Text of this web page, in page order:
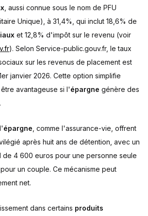
, aussi connue sous le nom de PFU
Unique), à 31,4%, qui inclut 18,6% de
et 12,8% d'impôt sur le revenu (voir
). Selon Service-public.gouv.fr, le taux
sur les revenus de placement est
janvier 2026. Cette option simplifie
avantageuse si l'épargne génère des
épargne , comme l'assurance-vie, offrent
après huit ans de détention, avec un
de 4 600 euros pour une personne seule
un couple. Ce mécanisme peut
net.
dans certains produits